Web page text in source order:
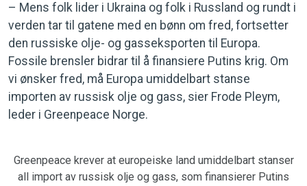
– Mens folk lider i Ukraina og folk i Russland og rundt i
verden tar til gatene med en bønn om fred, fortsetter
den russiske olje- og gasseksporten til Europa.
Fossile brensler bidrar til å finansiere Putins krig. Om
vi ønsker fred, må Europa umiddelbart stanse
importen av russisk olje og gass, sier Frode Pleym,
leder i Greenpeace Norge.
Greenpeace krever at europeiske land umiddelbart stanser
all import av russisk olje og gass, som finansierer Putins